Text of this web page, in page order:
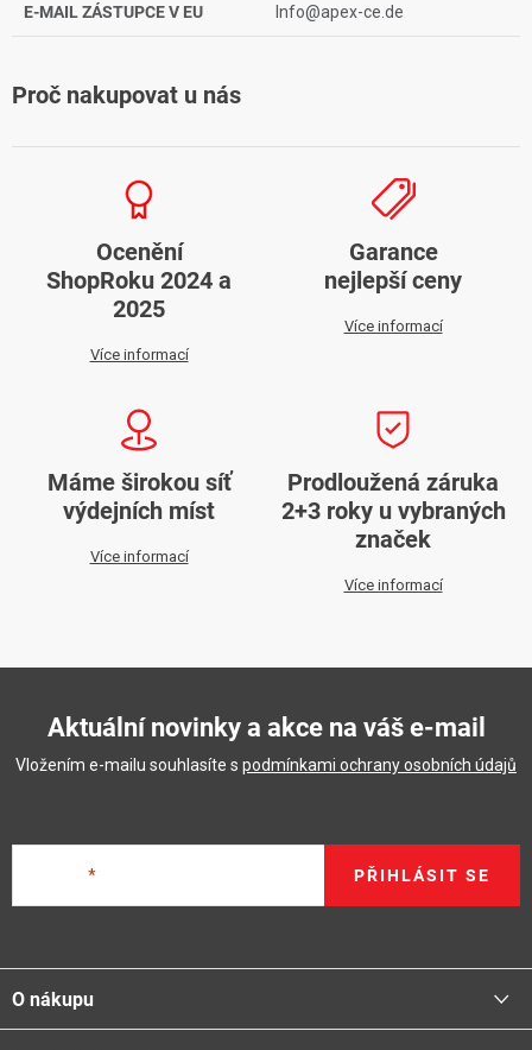
E-MAIL ZÁSTUPCE V EU Info@apex-ce.de
Proč nakupovat u nás
Ocenění
ShopRoku 2024 a
2025
Více informací
Garance
nejlepší ceny
Více informací
Máme širokou síť
výdejních míst
Více informací
Prodloužená záruka
2+3 roky u vybraných
značek
Více informací
Aktuální novinky a akce na váš e-mail
Vložením e-mailu souhlasíte s podmínkami ochrany osobních údajů
PŘIHLÁSIT SE
á
pO nákupu